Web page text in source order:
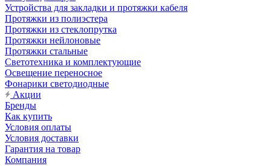
Устройства для закладки и протяжки кабеля
Протяжки из полиэстера
Протяжки из стеклопрутка
Протяжки нейлоновые
Протяжки стальные
Светотехника и комплектующие
Освещение переносное
Фонарики светодиодные
Акции
Бренды
Как купить
Условия оплаты
Условия доставки
Гарантия на товар
Компания